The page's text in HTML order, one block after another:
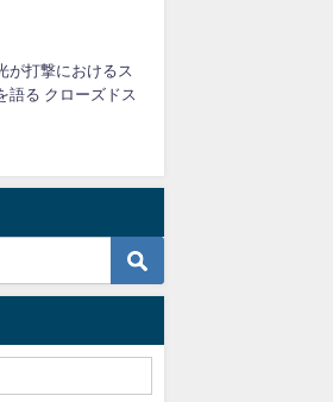
が打撃におけるス
語る クローズドス